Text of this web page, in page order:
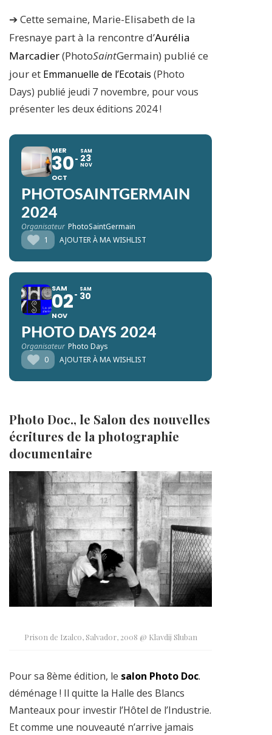
➔ Cette semaine, Marie-Elisabeth de la
Fresnaye part à la rencontre d’Aurélia
Marcadier(PhotoSaintGermain) publié ce
jour et Emmanuelle de l’Ecotais (Photo
Days) publié jeudi 7 novembre, pour vous
présenter les deux éditions 2024 !
MER
30
OCT
SAM
23
NOV
PHOTOSAINTGERMAIN
2024
Organisateur PhotoSaintGermain
1
AJOUTER À MA WISHLIST
SAM
02
NOV
SAM
30
PHOTO DAYS 2024
Organisateur Photo Days
0
AJOUTER À MA WISHLIST
Photo Doc., le Salon des nouvelles
écritures de la photographie
documentaire
Prison de Izalco, Salvador, 2008 @ Klavdij Sluban
Pour sa 8ème édition, le salon Photo Doc.
déménage ! Il quitte la Halle des Blancs
Manteaux pour investir l’Hôtel de l’Industrie.
Et comme une nouveauté n’arrive jamais